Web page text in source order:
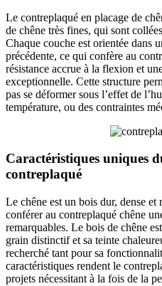
Le contreplaqué en placage de
de chêne très fines, qui sont
Chaque couche est orientée dans
précédente, ce qui confère au
résistance accrue à la flexion et
exceptionnelle. Cette structure
pas se déformer sous l’effet de
température, ou des contraintes
Caractéristiques uniques
contreplaqué
Le chêne est un bois dur, dense
conférer au contreplaqué chêne
remarquables. Le bois de chêne
grain distinctif et sa teinte
recherché tant pour sa
caractéristiques rendent le
projets nécessitant à la fois de la